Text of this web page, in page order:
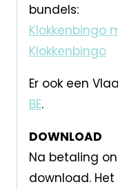
bundels:
Klokkenbingo
Klokkenbingo
Er ook een
BE.
DOWNLOAD
Na betaling
download.